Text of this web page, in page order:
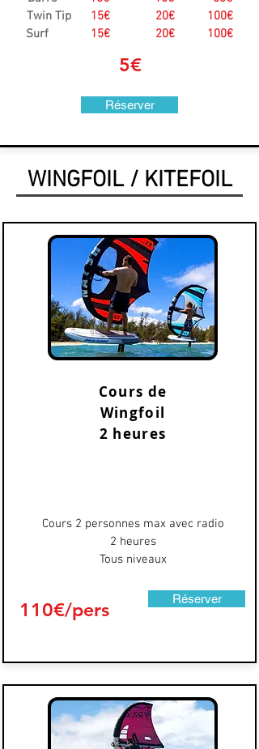
Twin Tip
15€ 20€ 100€
Surf
15€ 20€ 100€
5€
Réserver
WINGFOIL / KITEFOIL
Cours de
Wingfoil
2 heures
Cours 2 personnes max avec radio
2 heures
Tous niveaux
110€/pers Réserver